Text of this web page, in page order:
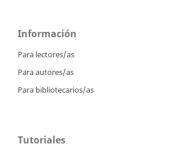
Información
Para lectores/as
Para autores/as
Para bibliotecarios/as
Tutoriales